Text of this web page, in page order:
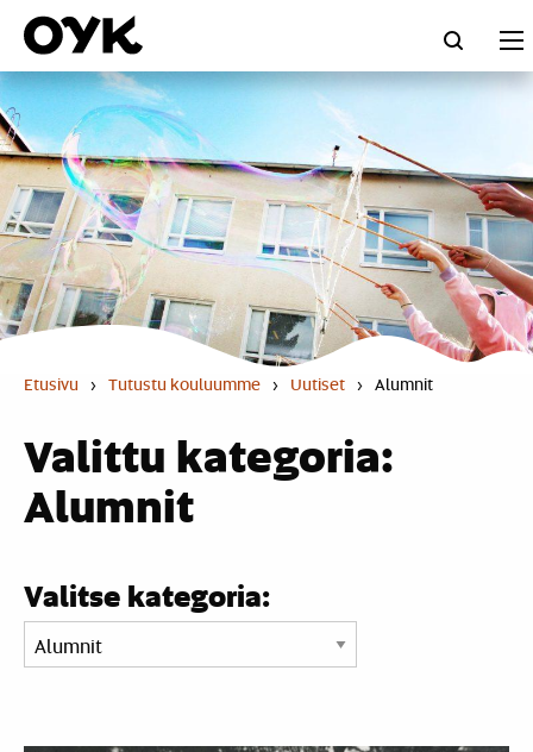
Skip
content
Etusivu › Tutustu kouluumme › Uutiset › Alumnit
Valittu kategoria:
Alumnit
Valitse kategoria: